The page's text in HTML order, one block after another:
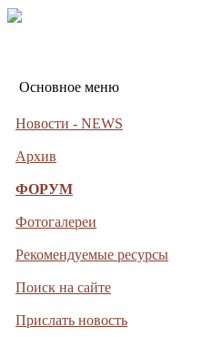
Основное меню
Новости - NEWS
Архив
ФОРУМ
Фотогалереи
Рекомендуемые ресурсы
Поиск на сайте
Прислать новость